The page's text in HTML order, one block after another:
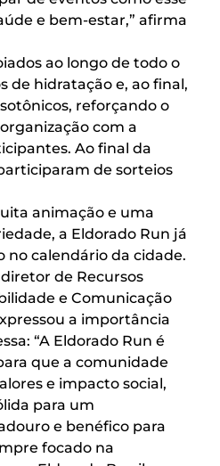
e bem-estar,” afirma
ao longo de todo o
de hidratação e, ao final,
reforçando o
com a
Ao final da
de sorteios
animação e uma
a Eldorado Run já
no calendário da cidade.
de Recursos
e Comunicação
a importância
“A Eldorado Run é
que a comunidade
e impacto social,
para um
e benéfico para
focado na